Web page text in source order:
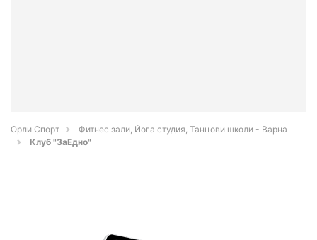
Орли Спорт
Фитнес зали, Йога студия, Танцови школи - Варна
Клуб "ЗаЕдно"